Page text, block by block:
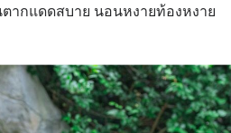
ากแดดสบาย นอนหงายท้องหงาย